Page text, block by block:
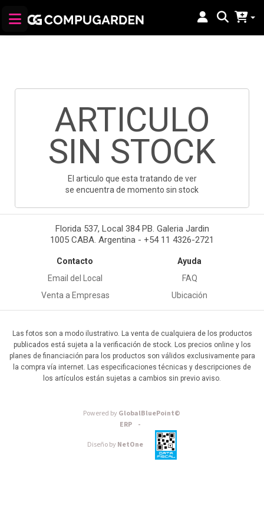
ARTICULO
SIN STOCK
El articulo que esta tratando de ver
se encuentra de momento sin stock
Florida 537, Local 384 PB. Galeria Jardin
1005 CABA. Argentina - +54 11 4326-2721
Contacto
Email del Local
Venta a Empresas
Ayuda
FAQ
Ubicación
Las fotos son a modo ilustrativo. La venta de cualquiera de los productos
publicados está sujeta a la verificación de stock. Los precios online y los
planes de financiación para los productos son válidos exclusivamente para
la compra vía internet. Las especificaciones técnicas y descripciones de
los artículos están sujetas a cambios sin previo aviso.
Powered byGlobalBluePoint©
ERP -
Diseño byNetOne